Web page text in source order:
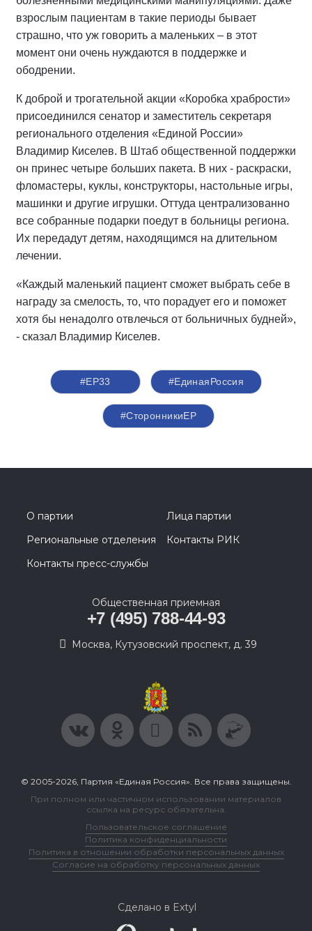
взрослым пациентам в такие периоды бывает
страшно, что уж говорить а маленьких – в этот
момент они очень нуждаются в поддержке и
ободрении.
К доброй и трогательной акции «Коробка храбрости»
присоединился сенатор и заместитель секретаря
регионального отделения «Единой России»
Владимир Киселев. В Штаб общественной поддержки
он принес четыре больших пакета. В них - раскраски,
фломастеры, куклы, конструкторы, настольные игры,
машинки и другие игрушки. Оттуда централизованно
все собранные подарки поедут в больницы региона.
Их передадут детям, находящимся на длительном
лечении.
«Каждый маленький пациент сможет выбрать себе в
награду за смелость, то, что порадует его и поможет
хотя бы ненадолго отвлечься от больничных будней»,
- сказал Владимир Киселев.
#ЕР33 #ЕдинаяРоссия
#СторонникиЕР
О партии
Лица партии
Региональные отделения
Контакты РИК
Контакты пресс-службы
Общественная приемная
+7 (495) 788-44-93
Москва, Кутузовский проспект, д. 39
© 2005-2026, Партия «Единая Россия». Все права защищены.
При полном или частичном использовании материалов
ссылка на ресурс обязательна.
Пользовательское соглашение
Политика конфиденциальности
Политика в отношении обработки персональных данных
Согласие на обработку персональных данных
Сделано в Extyl